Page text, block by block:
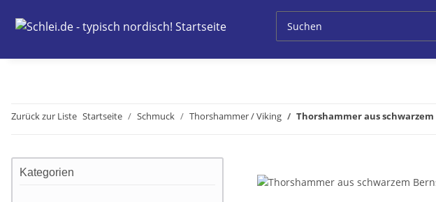
Zurück zur Liste Startseite Schmuck Thorshammer / Viking Thorshammer aus
Kategorien